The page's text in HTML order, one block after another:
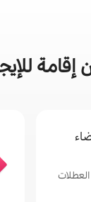
إقامة
العطلات